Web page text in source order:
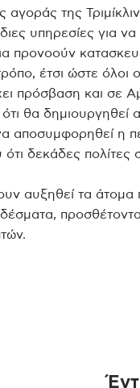
της
υπηρεσίες για
προνοούν
έτσι ώστε
πρόσβαση και σε
ότι θα
αποσυμφορηθεί η
δεκάδες πολίτες
αυξηθεί τα άτομα